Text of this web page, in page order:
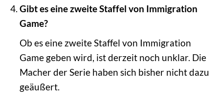
Gibt es eine zweite Staffel von Immigration
Game?
Ob es eine zweite Staffel von Immigration
Game geben wird, ist derzeit noch unklar. Die
Macher der Serie haben sich bisher nicht dazu
geäußert.